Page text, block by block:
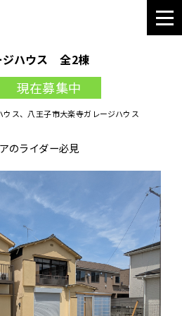
ガレージについて
686-0788
間:9:00〜18:00
:火曜・水曜日
ジハウス 全2棟
現在募集中
ス、八王子市大楽寺ガレージハウス
のライダー必見